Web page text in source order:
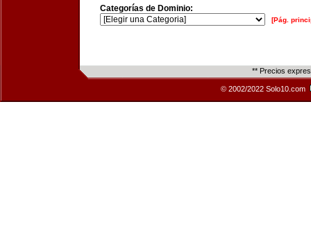
Categorías de Dominio:
[Pág.
** Precios
© 2002/2022 Solo10.com